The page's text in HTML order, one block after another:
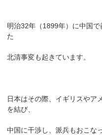
明治32年（1899年）に中国
た
北清事変も起きています。
日本はその際、イギリスやア
を結び、
中国に干渉し、派兵もおこな